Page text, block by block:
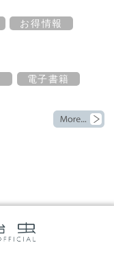
お得情報
電子書籍